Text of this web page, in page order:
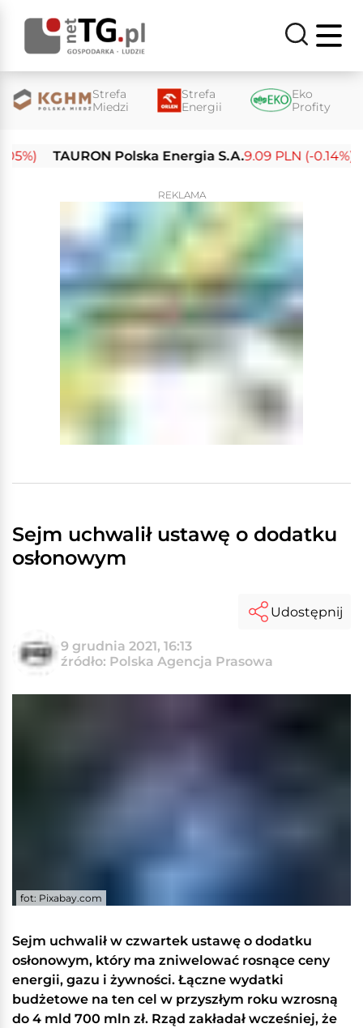
Strefa
Miedzi
Strefa
Energii
Eko
Profity
TAURON Polska Energia S.A. 9.09 PLN (-0.14%)
REKLAMA
Sejm uchwalił ustawę o dodatku
osłonowym
9 grudnia 2021, 16:13
źródło: Polska Agencja Prasowa
Udostępnij
fot: Pixabay.com
Sejm uchwalił w czwartek ustawę o dodatku
osłonowym, który ma zniwelować rosnące ceny
energii, gazu i żywności. Łączne wydatki
budżetowe na ten cel w przyszłym roku wzrosną
do 4 mld 700 mln zł. Rząd zakładał wcześniej, że